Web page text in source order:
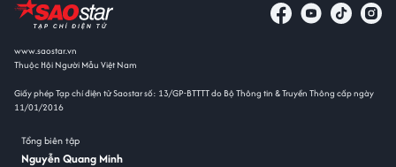
www.saostar.vn
Thuộc Hội Người Mẫu Việt Nam
Giấy phép Tạp chí điện tử Saostar số: 13/GP-BTTTT do Bộ Thông tin & Truyền Thông cấp ngày
11/01/2016
Tổng biên tập
Nguyễn Quang Minh